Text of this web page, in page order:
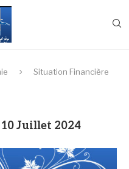
Situation Financière
Juillet 2024